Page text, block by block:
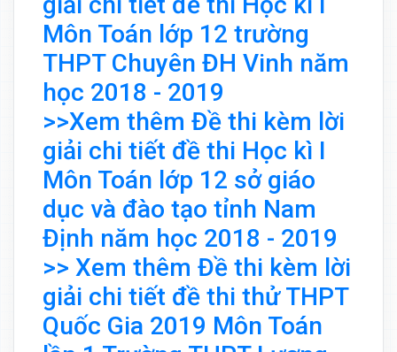
Môn Toán lớp 12 trường
THPT Chuyên ĐH Vinh năm
học 2018 - 2019
>>Xem thêm Đề thi kèm lời
giải chi tiết đề thi Học kì I
Môn Toán lớp 12 sở giáo
dục và đào tạo tỉnh Nam
Định năm học 2018 - 2019
>> Xem thêm Đề thi kèm lời
giải chi tiết đề thi thử THPT
Quốc Gia 2019 Môn Toán